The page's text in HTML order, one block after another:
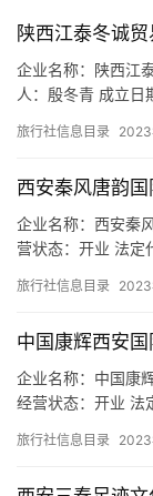
城
市
陕西江泰冬诚
企业名称：陕西江
人：殷冬青 成立
注册地址：陕西省
食用农产品零…
旅行社信息目录 2023
西安秦风唐韵
企业名称：西安秦
营状态：开业 法定
招徕、咨…
旅行社信息目录 2023
中国康辉西安
企业名称：中国康
经营状态：开业
地址：陕西省西安
旅行社信息目录 2023